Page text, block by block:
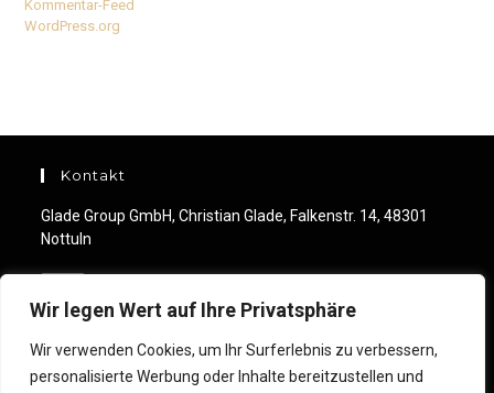
Wir legen Wert auf Ihre Privatsphäre
Wir verwenden Cookies, um Ihr Surferlebnis zu verbessern,
personalisierte Werbung oder Inhalte bereitzustellen und
Kommentar-Feed
WordPress.org
Kontakt
Glade Group GmbH, Christian Glade, Falkenstr. 14, 48301
Nottuln
+49 (0) 176 244 460 99
Email:
info@christianglade.com